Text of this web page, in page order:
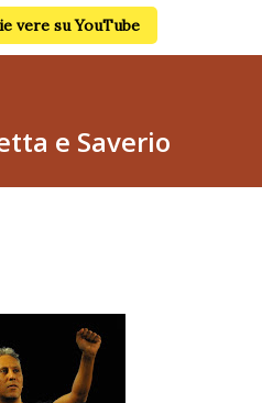
vere su YouTube
e Saverio